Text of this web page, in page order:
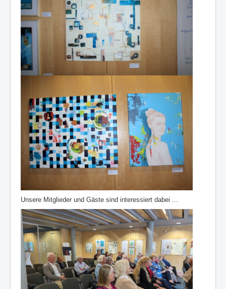
Unsere Mitglieder und Gäste sind interessiert dabei ...